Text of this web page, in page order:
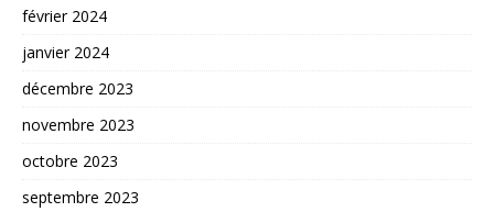
février 2024
janvier 2024
décembre 2023
novembre 2023
octobre 2023
septembre 2023